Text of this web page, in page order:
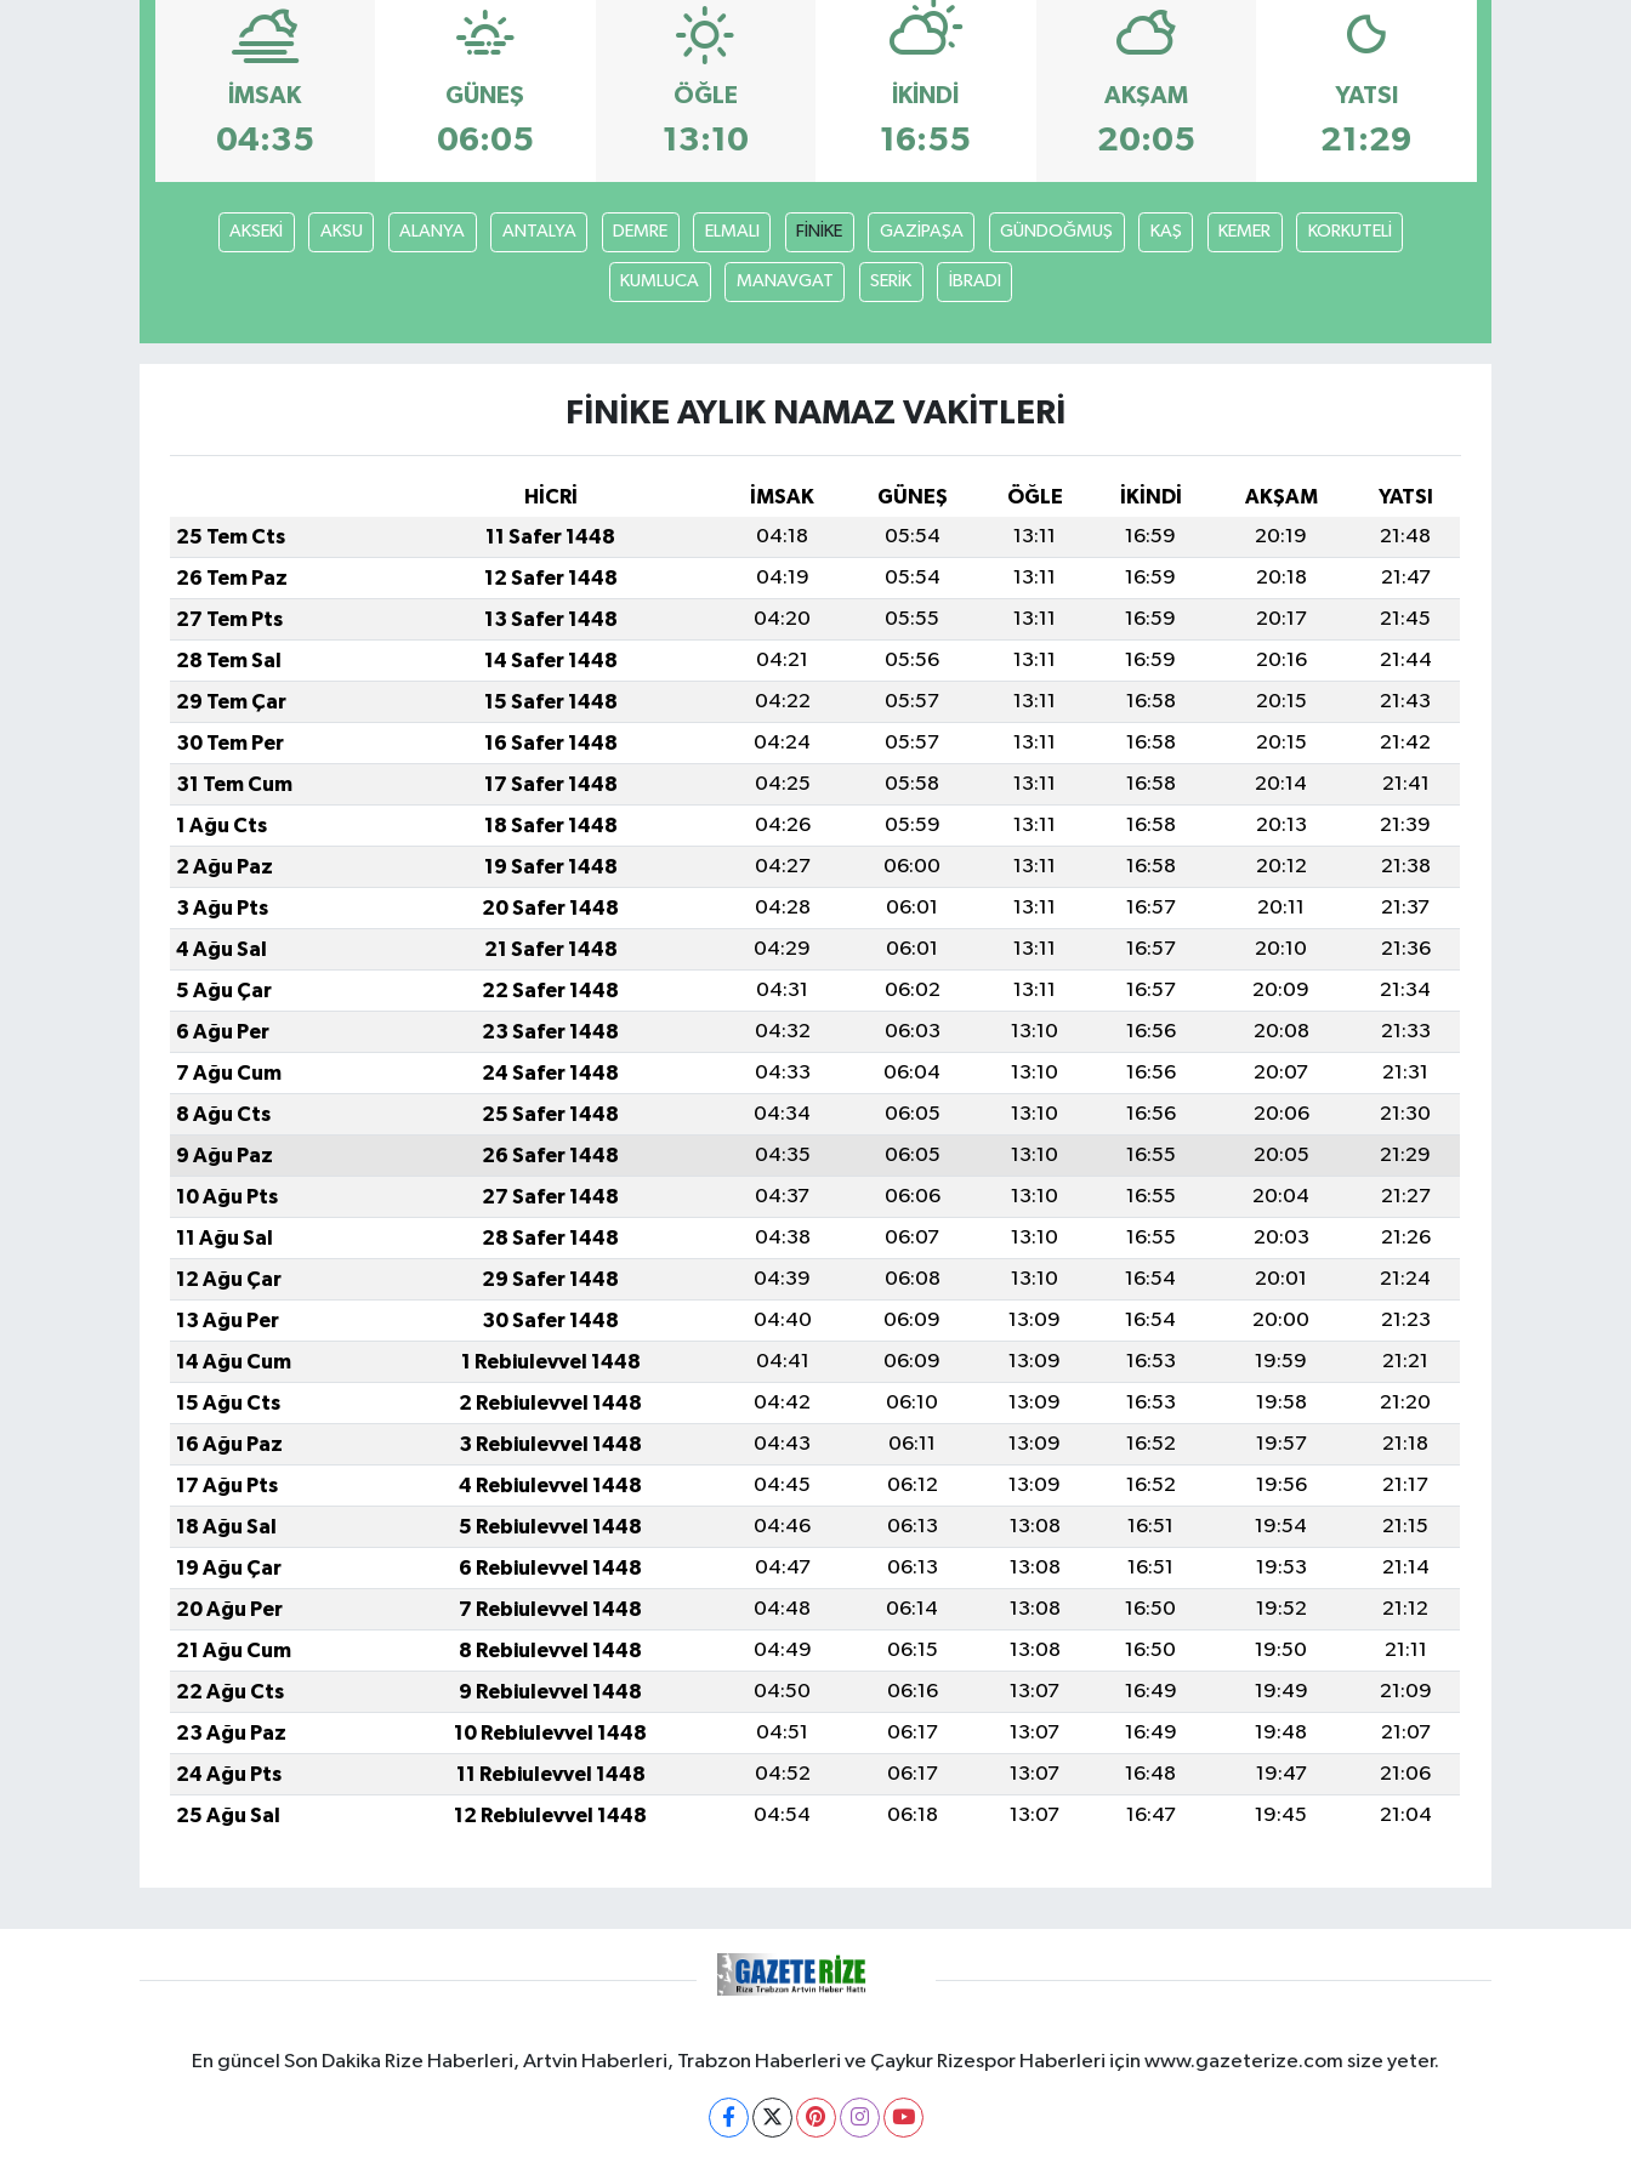
İMSAK
04:35
GÜNEŞ
06:05
ÖĞLE
13:10
İKINDI
16:55
AKŞAM
20:05
YATSI
21:29
AKSEKİ AKSU ALANYA ANTALYA DEMRE ELMALI FİNİKE GAZİPAŞA GÜNDOĞMUŞ KAŞ KEMER KORKUTELİ
KUMLUCA MANAVGAT SERİK İBRADI
FİNİKE AYLIK NAMAZ VAKITLERI
HİCRİ İMSAK GÜNEŞ ÖĞLE İKINDI AKŞAM
YATSI
25 Tem Cts
11 Safer 1448 04:18 05:54 13:11 16:59 20:19
21:48
26 Tem Paz
12 Safer 1448 04:19 05:54 13:11 16:59 20:18
21:47
27 Tem Pts
13 Safer 1448 04:20 05:55 13:11 16:59 20:17
21:45
28 Tem Sal
14 Safer 1448 04:21 05:56 13:11 16:59 20:16
21:44
29 Tem Çar
15 Safer 1448 04:22 05:57 13:11 16:58 20:15
21:43
30 Tem Per
16 Safer 1448 04:24 05:57 13:11 16:58 20:15
21:42
31 Tem Cum
17 Safer 1448 04:25 05:58 13:11 16:58 20:14
21:41
1 Ağu Cts
18 Safer 1448 04:26 05:59 13:11 16:58 20:13
21:39
2 Ağu Paz
19 Safer 1448 04:27 06:00 13:11 16:58 20:12
21:38
3 Ağu Pts
20 Safer 1448 04:28 06:01 13:11 16:57 20:11
21:37
4 Ağu Sal
21 Safer 1448 04:29 06:01 13:11 16:57 20:10
21:36
5 Ağu Çar
22 Safer 1448 04:31 06:02 13:11 16:57 20:09
21:34
6 Ağu Per
23 Safer 1448 04:32 06:03 13:10 16:56 20:08
21:33
7 Ağu Cum
24 Safer 1448 04:33 06:04 13:10 16:56 20:07
21:31
8 Ağu Cts
25 Safer 1448 04:34 06:05 13:10 16:56 20:06
21:30
9 Ağu Paz
26 Safer 1448 04:35 06:05 13:10 16:55 20:05
21:29
10 Ağu Pts
27 Safer 1448 04:37 06:06 13:10 16:55 20:04
21:27
11 Ağu Sal
28 Safer 1448 04:38 06:07 13:10 16:55 20:03
21:26
12 Ağu Çar
29 Safer 1448 04:39 06:08 13:10 16:54 20:01
21:24
13 Ağu Per
30 Safer 1448 04:40 06:09 13:09 16:54 20:00
21:23
14 Ağu Cum
1 Rebiulevvel 1448 04:41 06:09 13:09 16:53 19:59
21:21
15 Ağu Cts
2 Rebiulevvel 1448 04:42 06:10 13:09 16:53 19:58
21:20
16 Ağu Paz
3 Rebiulevvel 1448 04:43 06:11 13:09 16:52 19:57
21:18
17 Ağu Pts
4 Rebiulevvel 1448 04:45 06:12 13:09 16:52 19:56
21:17
18 Ağu Sal
5 Rebiulevvel 1448 04:46 06:13 13:08 16:51 19:54
21:15
19 Ağu Çar
6 Rebiulevvel 1448 04:47 06:13 13:08 16:51 19:53
21:14
20 Ağu Per
7 Rebiulevvel 1448 04:48 06:14 13:08 16:50 19:52
21:12
21 Ağu Cum
8 Rebiulevvel 1448 04:49 06:15 13:08 16:50 19:50
21:11
22 Ağu Cts
9 Rebiulevvel 1448 04:50 06:16 13:07 16:49 19:49
21:09
23 Ağu Paz
10 Rebiulevvel 1448 04:51 06:17 13:07 16:49 19:48
21:07
24 Ağu Pts
11 Rebiulevvel 1448 04:52 06:17 13:07 16:48 19:47
21:06
25 Ağu Sal
12 Rebiulevvel 1448 04:54 06:18 13:07 16:47 19:45 21:04
En güncel Son Dakika Rize Haberleri, Artvin Haberleri, Trabzon Haberleri ve Çaykur Rizespor Haberleri için www.gazeterize.com size yeter.
Gayrimenkul
HABERDE İNSAN
KÜLTÜR SANAT
SPOR HABERLERİ
TEKNOLOJİ
ÜLKE GÜNDEMİ